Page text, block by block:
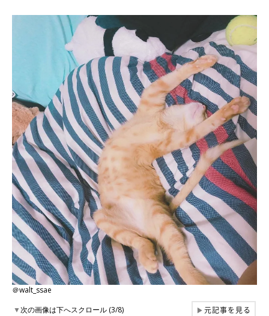
＠walt_ssae
▼次の画像は下へスクロール (3/8) ▶元記事を見る